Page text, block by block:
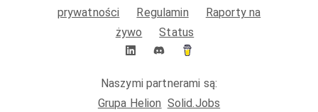
prywatności
Regulamin
Raporty na
żywo
Status
Naszymi partnerami są:
Grupa Helion Solid.Jobs